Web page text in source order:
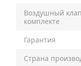
Воздушный
комплекте
Гарантия
Страна